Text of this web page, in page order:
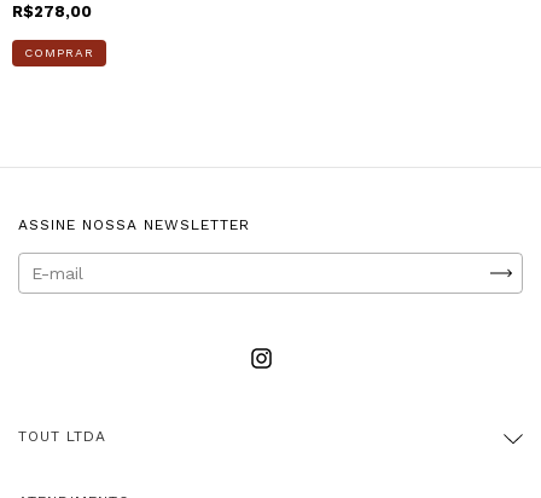
R$278,00
COMPRAR
ASSINE NOSSA NEWSLETTER
TOUT LTDA